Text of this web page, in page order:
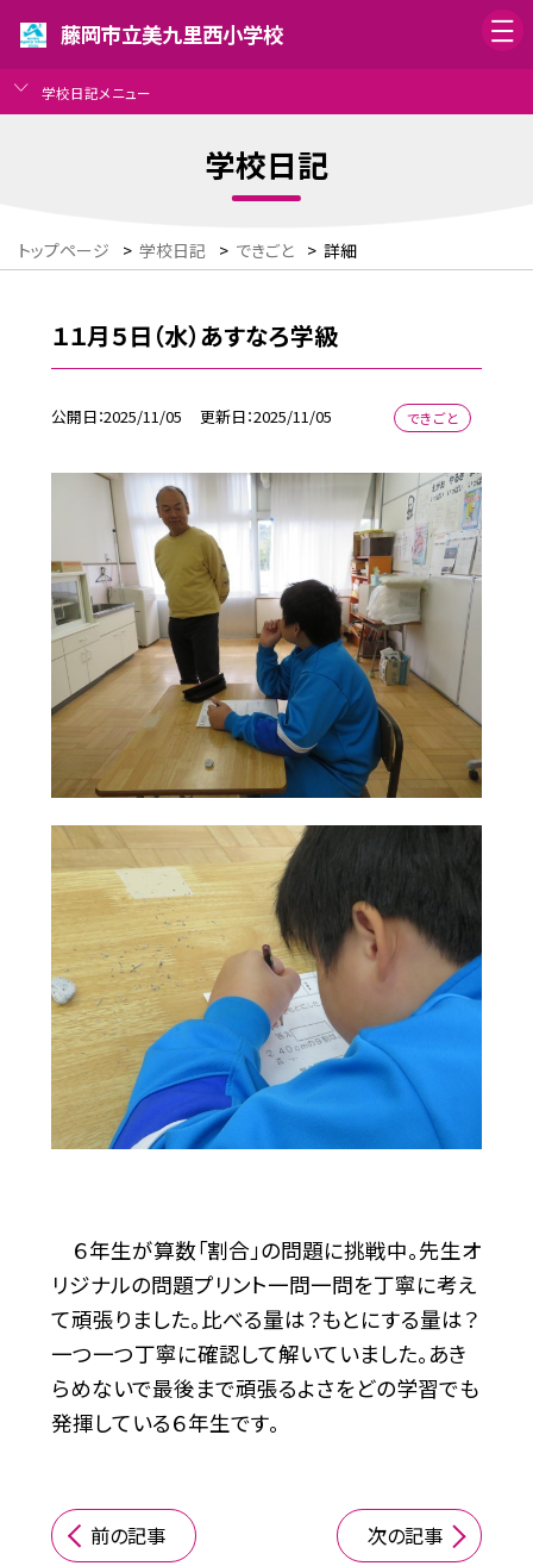
藤岡市立美九里西小学校
学校日記メニュー
学校日記
トップページ > 学校日記 > できごと > 詳細
１１月５日（水）あすなろ学級
公開日 2025/11/05 更新日 2025/11/05 できごと
６年生が算数「割合」の問題に挑戦中。先生オ
リジナルの問題プリント一問一問を丁寧に考え
て頑張りました。比べる量は？もとにする量は？
一つ一つ丁寧に確認して解いていました。あき
らめないで最後まで頑張るよさをどの学習でも
発揮している６年生です。
前の記事 次の記事